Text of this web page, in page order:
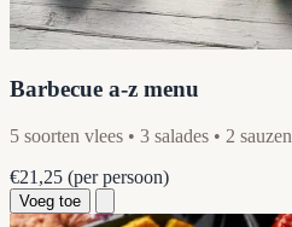
Barbecue a-z menu
5 soorten vlees • 3 salades • 2 sauzen
€21,25 (per persoon)
Voeg toe